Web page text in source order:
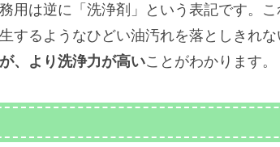
用は逆に「洗浄剤」という表記です。
するようなひどい油汚れを落としきれ
、より洗浄力が高いことがわかります。